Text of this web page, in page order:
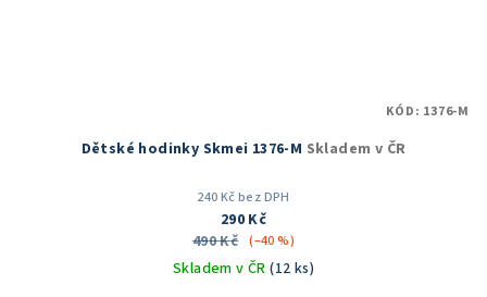
Dětské hodinky Skmei 1376-M Skladem v ČR
240 Kč bez DPH
290 Kč
490 Kč (–40 %)
Skladem v ČR(12 ks)
KÓD: 1376-M